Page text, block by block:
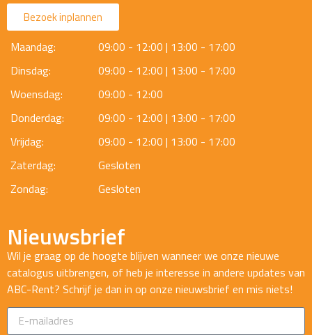
Bezoek inplannen
Maandag:
09:00 - 12:00 | 13:00 - 17:00
Dinsdag:
09:00 - 12:00 | 13:00 - 17:00
Woensdag:
09:00 - 12:00
Donderdag:
09:00 - 12:00 | 13:00 - 17:00
Vrijdag:
09:00 - 12:00 | 13:00 - 17:00
Zaterdag:
Gesloten
Zondag:
Gesloten
Nieuwsbrief
Wil je graag op de hoogte blijven wanneer we onze nieuwe
catalogus uitbrengen, of heb je interesse in andere updates van
ABC-Rent? Schrijf je dan in op onze nieuwsbrief en mis niets!